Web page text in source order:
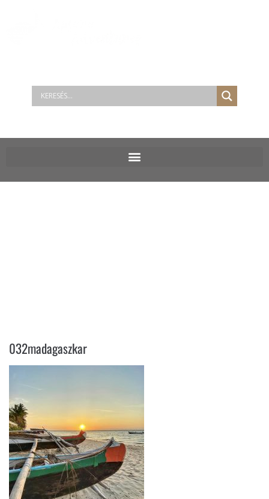
032madagaszkar